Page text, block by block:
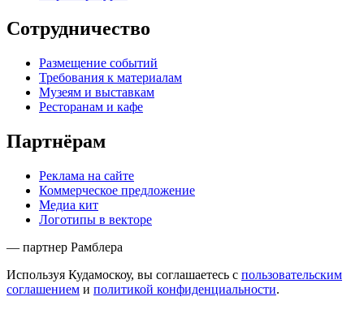
Сотрудничество
Размещение событий
Требования к материалам
Музеям и выставкам
Ресторанам и кафе
Партнёрам
Реклама на сайте
Коммерческое предложение
Медиа кит
Логотипы в векторе
— партнер Рамблера
Используя Кудамоскоу, вы соглашаетесь с пользовательским
соглашением и политикой конфиденциальности.